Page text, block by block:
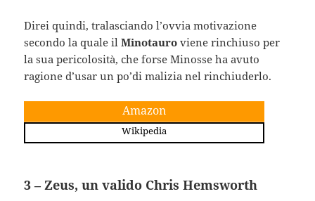
Direi quindi, tralasciando l’ovvia motivazione
secondo la quale ilMinotauro viene rinchiuso per
la sua pericolosità, che forse Minosse ha avuto
ragione d’usar un po’di malizia nel rinchiuderlo.
Amazon
Wikipedia
3 – Zeus, un valido Chris Hemsworth